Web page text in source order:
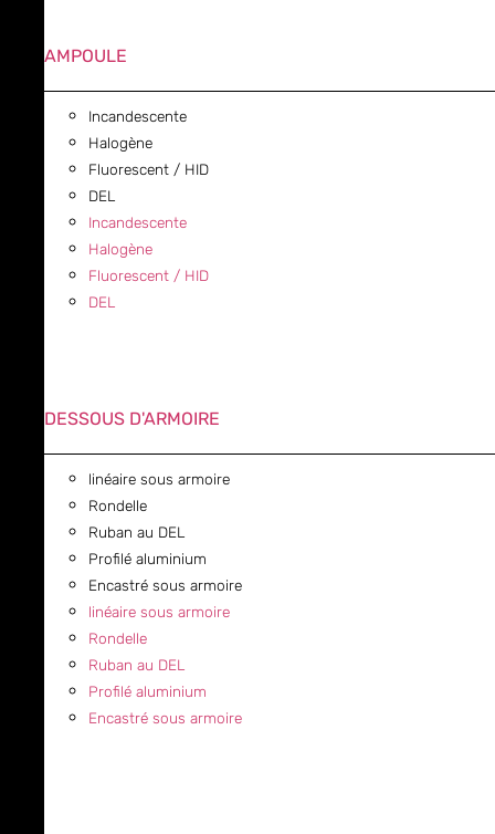
AMPOULE
Incandescente
Halogène
Fluorescent / HID
DEL
Incandescente
Halogène
Fluorescent / HID
DEL
DESSOUS D'ARMOIRE
linéaire sous armoire
Rondelle
Ruban au DEL
Profilé aluminium
Encastré sous armoire
linéaire sous armoire
Rondelle
Ruban au DEL
Profilé aluminium
Encastré sous armoire